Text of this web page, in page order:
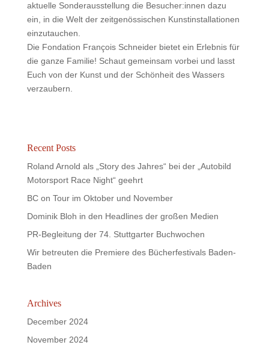
aktuelle Sonderausstellung die Besucher:innen dazu
ein, in die Welt der zeitgenössischen Kunstinstallationen
einzutauchen.
Die Fondation François Schneider bietet ein Erlebnis für
die ganze Familie! Schaut gemeinsam vorbei und lasst
Euch von der Kunst und der Schönheit des Wassers
verzaubern.
Recent Posts
Roland Arnold als „Story des Jahres“ bei der „Autobild
Motorsport Race Night“ geehrt
BC on Tour im Oktober und November
Dominik Bloh in den Headlines der großen Medien
PR-Begleitung der 74. Stuttgarter Buchwochen
Wir betreuten die Premiere des Bücherfestivals Baden-
Baden
Archives
December 2024
November 2024